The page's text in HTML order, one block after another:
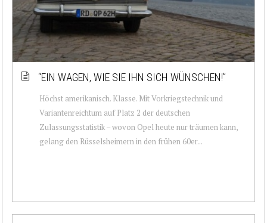
“EIN WAGEN, WIE SIE IHN SICH WÜNSCHEN!”
Höchst amerikanisch. Klasse. Mit Vorkriegstechnik und
Variantenreichtum auf Platz 2 der deutschen
Zulassungsstatistik – wovon Opel heute nur träumen kann,
gelang den Rüsselsheimern in den frühen 60er...